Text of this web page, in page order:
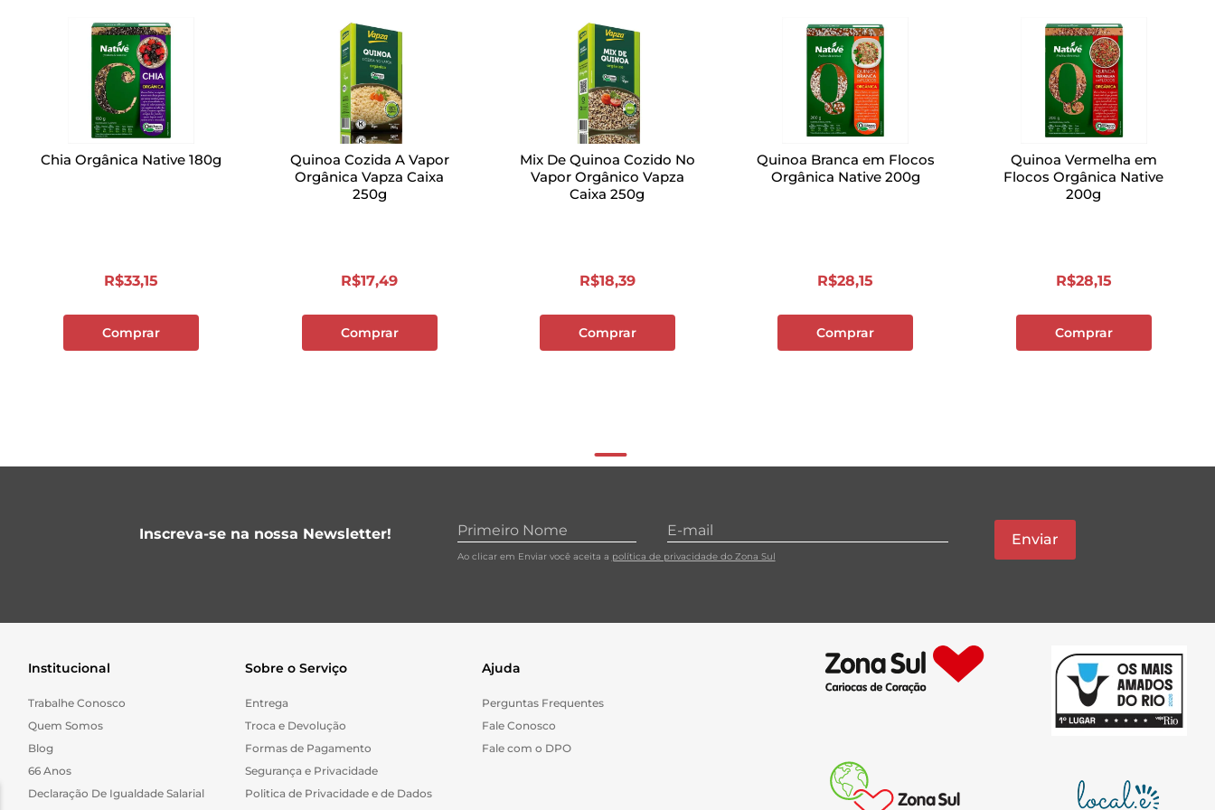
Chia Orgânica Native 180g
R$33,15
Comprar
Quinoa Cozida A Vapor
Orgânica Vapza Caixa
250g
R$17,49
Comprar
Mix De Quinoa Cozido No
Vapor Orgânico Vapza
Caixa 250g
R$18,39
Comprar
Quinoa Branca em Flocos
Orgânica Native 200g
R$28,15
Comprar
Quinoa Vermelha em
Flocos Orgânica Native
200g
R$28,15
Comprar
Inscreva-se na nossa Newsletter!
Ao clicar em Enviar você aceita a política de privacidade do Zona Sul
Enviar
Institucional
Trabalhe Conosco
Quem Somos
Blog
66 Anos
Declaração De Igualdade Salarial
Sobre o Serviço
Entrega
Troca e Devolução
Formas de Pagamento
Segurança e Privacidade
Politica de Privacidade e de Dados
Ajuda
Perguntas Frequentes
Fale Conosco
Fale com o DPO